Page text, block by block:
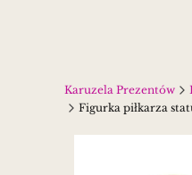
Karuzela Prezentów
Figurka piłkarza